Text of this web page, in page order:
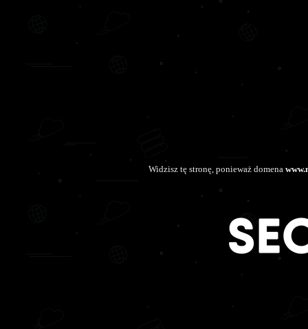
Widzisz tę stronę, ponieważ domena